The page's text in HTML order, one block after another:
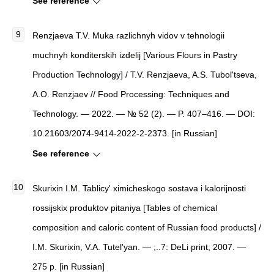
Renzjaeva T.V. Muka razlichnyh vidov v tehnologii
muchnyh konditerskih izdelij [Various Flours in Pastry
Production Technology] / T.V. Renzjaeva, A.S. Tubol'tseva,
A.O. Renzjaev // Food Processing: Techniques and
Technology. — 2022. — № 52 (2). — P. 407–416. — DOI:
10.21603/2074-9414-2022-2-2373. [in Russian]
See reference
Skurixin I.M. Tablicy' ximicheskogo sostava i kalorijnosti
rossijskix produktov pitaniya [Tables of chemical
composition and caloric content of Russian food products] /
I.M. Skurixin, V.A. Tutel'yan. — ;..7: DeLi print, 2007. —
275 p. [in Russian]